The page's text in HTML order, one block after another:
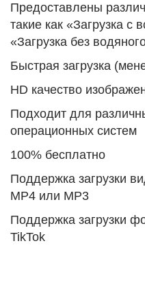
Предоставлены
такие как «Загрузка с
«Загрузка без
Быстрая загрузка
HD качество
Подходит для
операционных систем
100% бесплатно
Поддержка загрузки
MP4 или MP3
Поддержка загрузки
TikTok